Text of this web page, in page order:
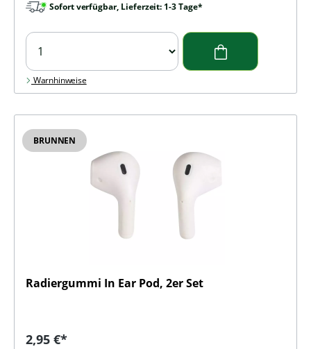
Sofort verfügbar, Lieferzeit: 1-3 Tage*
Warnhinweise
BRUNNEN
Radiergummi In Ear Pod, 2er Set
Regulärer Preis:
2,95 €*